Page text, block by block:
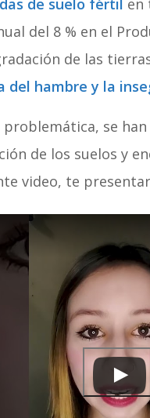
de suelo fértil en
del 8 % en el
de las
del hambre y la
problemática, se
de los suelos y
video, te